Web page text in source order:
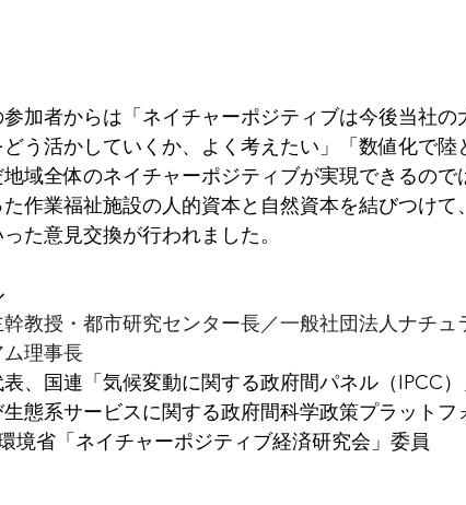
加者からは「ネイチャーポジティブは今後当社の
う活かしていくか、よく考えたい」「数値化で陸
域全体のネイチャーポジティブが実現できるので
た作業福祉施設の人的資本と自然資本を結びつけて
た意見交換が行われました。
教授・都市研究センター長／一般社団法人ナチュ
理事長
、国連「気候変動に関する政府間パネル（IPCC
態系サービスに関する政府間科学政策プラットフ
境省「ネイチャーポジティブ経済研究会」委員